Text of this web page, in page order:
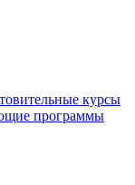
курсы
программы